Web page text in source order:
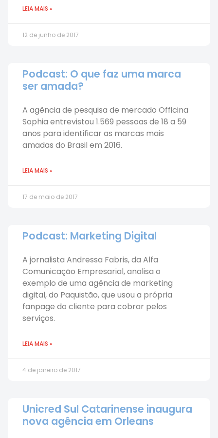
LEIA MAIS »
12 de junho de 2017
Podcast: O que faz uma marca
ser amada?
A agência de pesquisa de mercado Officina
Sophia entrevistou 1.569 pessoas de 18 a 59
anos para identificar as marcas mais
amadas do Brasil em 2016.
LEIA MAIS »
17 de maio de 2017
Podcast: Marketing Digital
A jornalista Andressa Fabris, da Alfa
Comunicação Empresarial, analisa o
exemplo de uma agência de marketing
digital, do Paquistão, que usou a própria
fanpage do cliente para cobrar pelos
serviços.
LEIA MAIS »
4 de janeiro de 2017
Unicred Sul Catarinense inaugura
nova agência em Orleans